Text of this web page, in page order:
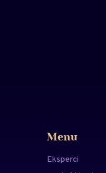
Menu
Eksperci